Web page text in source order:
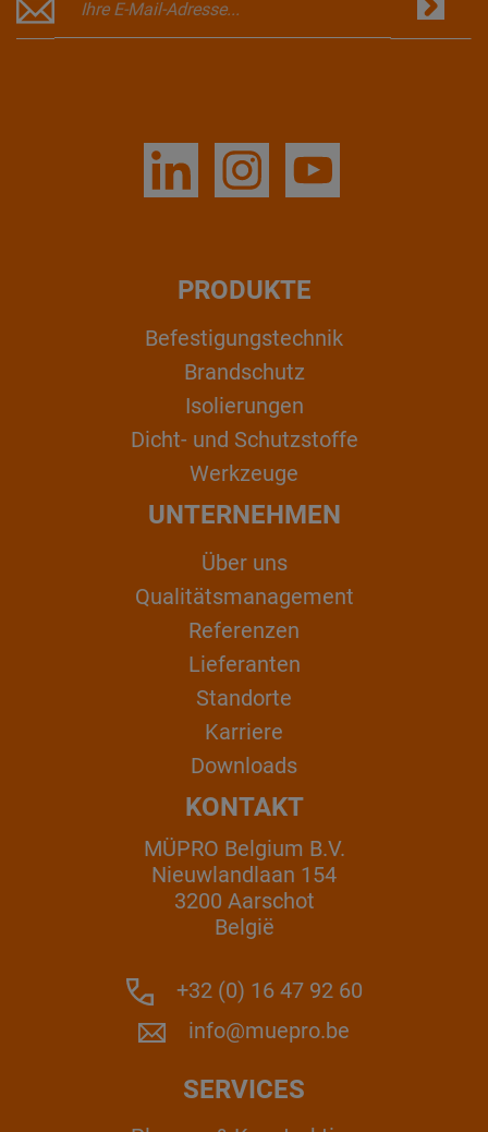
PRODUKTE
Befestigungstechnik
Brandschutz
Isolierungen
Dicht- und Schutzstoffe
Werkzeuge
UNTERNEHMEN
Über uns
Qualitätsmanagement
Referenzen
Lieferanten
Standorte
Karriere
Downloads
KONTAKT
MÜPRO Belgium B.V.
Nieuwlandlaan 154
3200 Aarschot
België
+32 (0) 16 47 92 60
info@muepro.be
SERVICES